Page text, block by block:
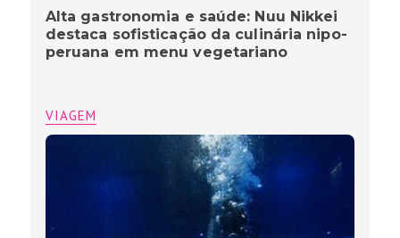
Alta gastronomia e saúde: Nuu Nikkei
destaca sofisticação da culinária nipo-
peruana em menu vegetariano
VIAGEM